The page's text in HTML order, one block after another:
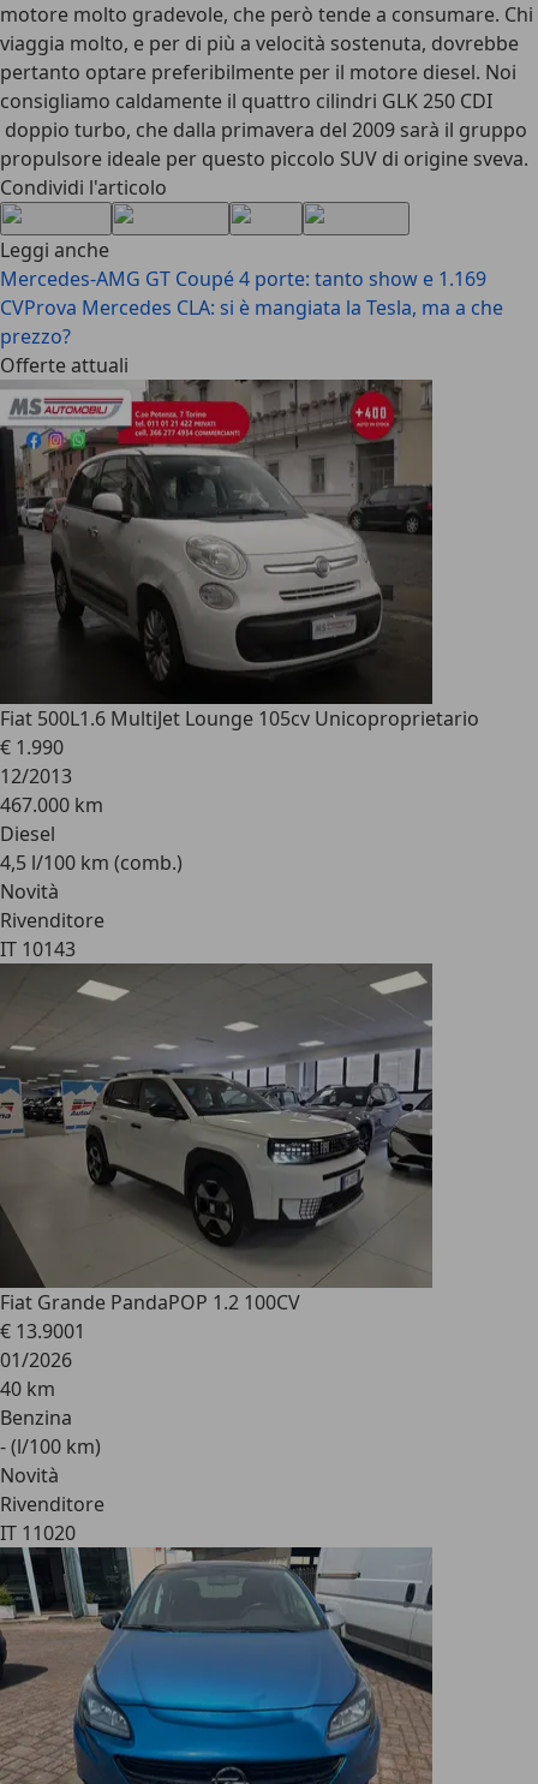
motore molto gradevole, che però tende a consumare. Chi
viaggia molto, e per di più a velocità sostenuta, dovrebbe
pertanto optare preferibilmente per il motore diesel. Noi
consigliamo caldamente il quattro cilindri GLK 250 CDI
doppio turbo, che dalla primavera del 2009 sarà il gruppo
propulsore ideale per questo piccolo SUV di origine sveva.
Condividi l'articolo
Leggi anche
Mercedes-AMG GT Coupé 4 porte: tanto show e 1.169
CVProva Mercedes CLA: si è mangiata la Tesla, ma a che
prezzo?
Offerte attuali
Fiat 500L1.6 MultiJet Lounge 105cv Unicoproprietario
€ 1.990
12/2013
467.000 km
Diesel
4,5 l/100 km (comb.)
Novità
Rivenditore
IT 10143
Fiat Grande PandaPOP 1.2 100CV
€ 13.9001
01/2026
40 km
Benzina
- (l/100 km)
Novità
Rivenditore
IT 11020